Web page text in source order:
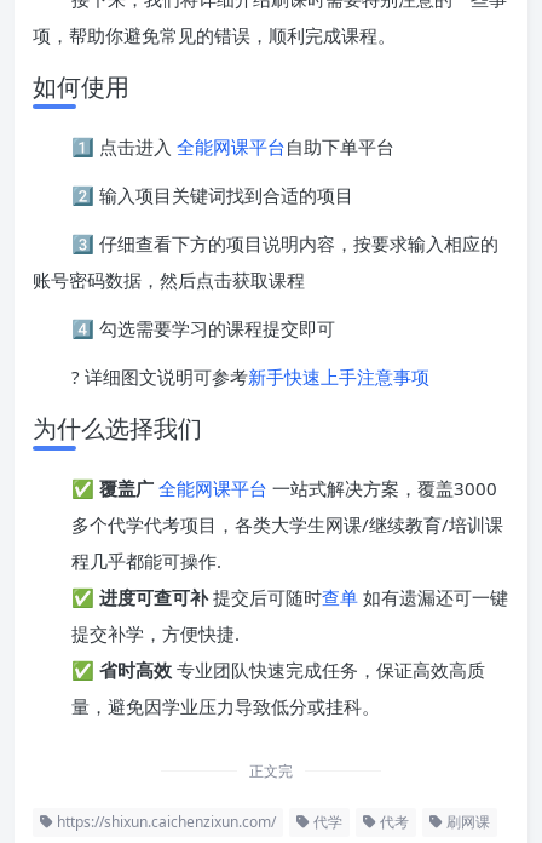
项，帮助你避免常见的错误，顺利完成课程。
如何使用
1️⃣ 点击进入 全能网课平台自助下单平台
2️⃣ 输入项目关键词找到合适的项目
3️⃣ 仔细查看下方的项目说明内容，按要求输入相应的
账号密码数据，然后点击获取课程
4️⃣ 勾选需要学习的课程提交即可
? 详细图文说明可参考新手快速上手注意事项
为什么选择我们
✅ 覆盖广 全能网课平台 一站式解决方案，覆盖3000
多个代学代考项目，各类大学生网课/继续教育/培训课
程几乎都能可操作.
✅ 进度可查可补提交后可随时查单 如有遗漏还可一键
提交补学，方便快捷.
✅ 省时高效 专业团队快速完成任务，保证高效高质
量，避免因学业压力导致低分或挂科。
正文完
https://shixun.caichenzixun.com/ 代学 代考 刷网课